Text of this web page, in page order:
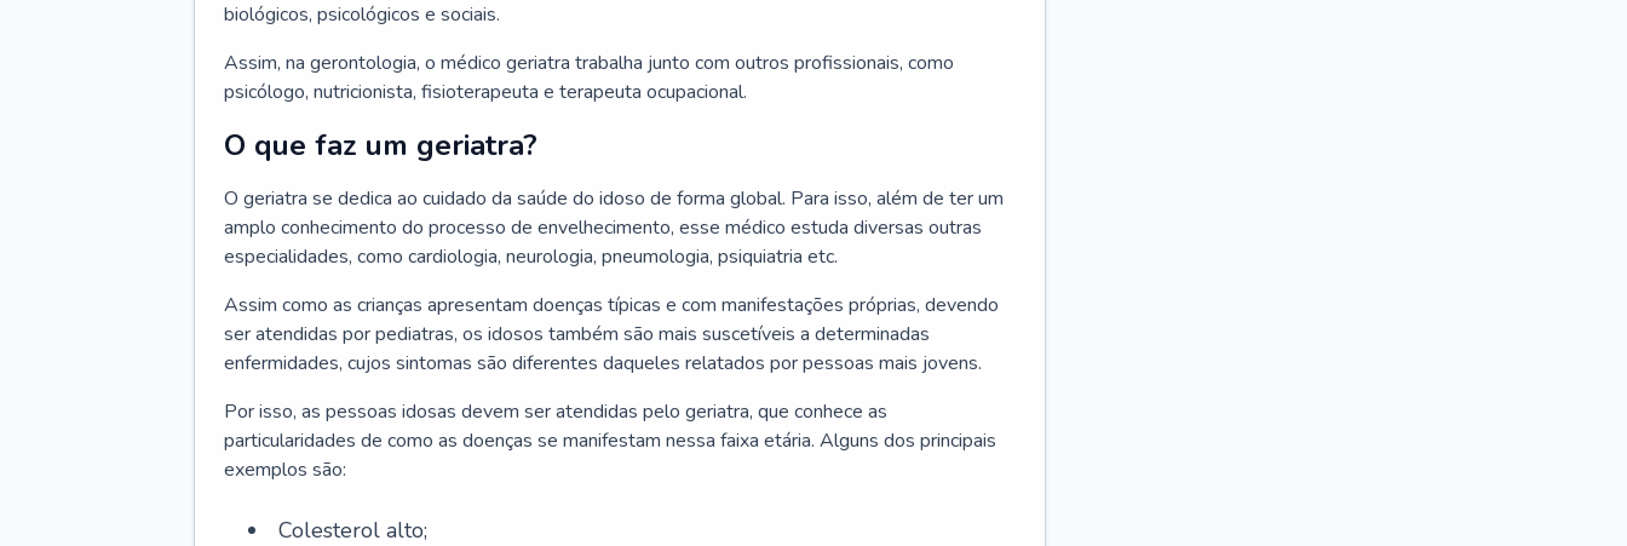
biológicos, psicológicos e sociais.
Assim, na gerontologia, o médico geriatra trabalha junto com outros profissionais, como
psicólogo, nutricionista, fisioterapeuta e terapeuta ocupacional.
O que faz um geriatra?
O geriatra se dedica ao cuidado da saúde do idoso de forma global. Para isso, além de ter um
amplo conhecimento do processo de envelhecimento, esse médico estuda diversas outras
especialidades, como cardiologia, neurologia, pneumologia, psiquiatria etc.
Assim como as crianças apresentam doenças típicas e com manifestações próprias, devendo
ser atendidas por pediatras, os idosos também são mais suscetíveis a determinadas
enfermidades, cujos sintomas são diferentes daqueles relatados por pessoas mais jovens.
Por isso, as pessoas idosas devem ser atendidas pelo geriatra, que conhece as
particularidades de como as doenças se manifestam nessa faixa etária. Alguns dos principais
exemplos são:
Colesterol alto;